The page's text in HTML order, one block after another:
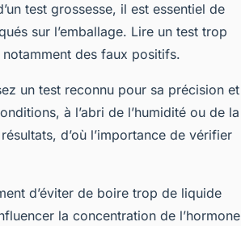
test grossesse, il est essentiel de
sur l’emballage. Lire un test trop
des faux positifs.
un test reconnu pour sa précision et
à l’abri de l’humidité ou de la
d’où l’importance de vérifier
d’éviter de boire trop de liquide
la concentration de l’hormone